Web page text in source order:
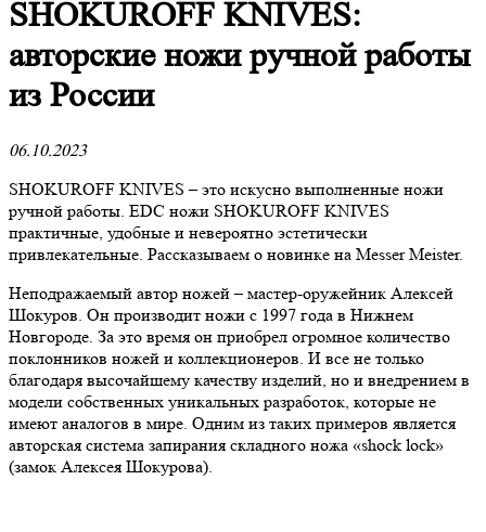
SHOKUROFF KNIVES:
авторские ножи ручной работы
из России
06.10.2023
SHOKUROFF KNIVES – это искусно выполненные ножи
ручной работы. EDC ножи SHOKUROFF KNIVES
практичные, удобные и невероятно эстетически
привлекательные. Рассказываем о новинке на Messer Meister.
Неподражаемый автор ножей – мастер-оружейник Алексей
Шокуров. Он производит ножи с 1997 года в Нижнем
Новгороде. За это время он приобрел огромное количество
поклонников ножей и коллекционеров. И все не только
благодаря высочайшему качеству изделий, но и внедрением в
модели собственных уникальных разработок, которые не
имеют аналогов в мире. Одним из таких примеров является
авторская система запирания складного ножа «shock lock»
(замок Алексея Шокурова).